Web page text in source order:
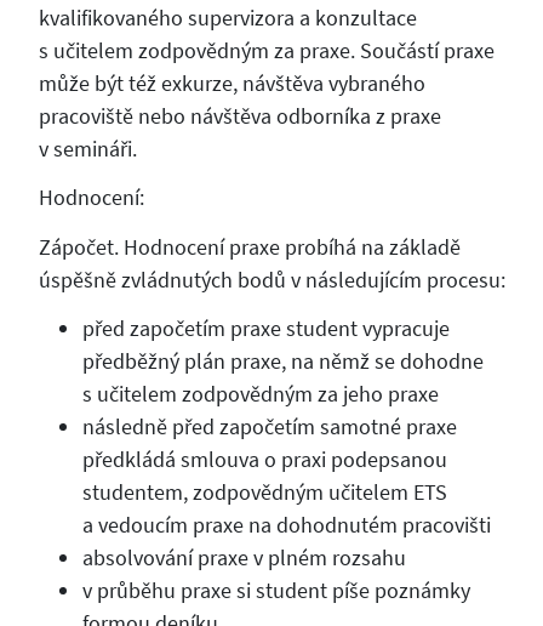
kvalifikovaného supervizora a konzultace
s učitelem zodpovědným za praxe. Součástí praxe
může být též exkurze, návštěva vybraného
pracoviště nebo návštěva odborníka z praxe
v semináři.
Hodnocení:
Zápočet. Hodnocení praxe probíhá na základě
úspěšně zvládnutých bodů v následujícím procesu:
před započetím praxe student vypracuje
předběžný plán praxe, na němž se dohodne
s učitelem zodpovědným za jeho praxe
následně před započetím samotné praxe
předkládá smlouva o praxi podepsanou
studentem, zodpovědným učitelem ETS
a vedoucím praxe na dohodnutém pracovišti
absolvování praxe v plném rozsahu
v průběhu praxe si student píše poznámky